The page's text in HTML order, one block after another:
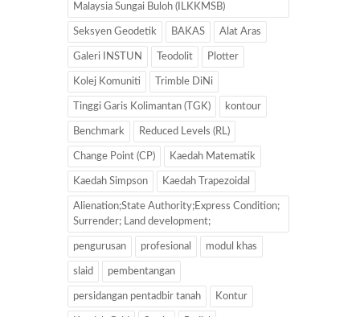
Malaysia Sungai Buloh (ILKKMSB)
Seksyen Geodetik BAKAS Alat Aras
Galeri INSTUN Teodolit Plotter
Kolej Komuniti Trimble DiNi
Tinggi Garis Kolimantan (TGK) kontour
Benchmark Reduced Levels (RL)
Change Point (CP) Kaedah Matematik
Kaedah Simpson Kaedah Trapezoidal
Alienation;State Authority;Express Condition;
Surrender; Land development;
pengurusan profesional modul khas
slaid pembentangan
persidangan pentadbir tanah Kontur